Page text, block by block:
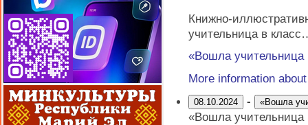
Книжно-
учительница в
«Вошла
More information
08.10.2024 - «Вошла
«Вошла